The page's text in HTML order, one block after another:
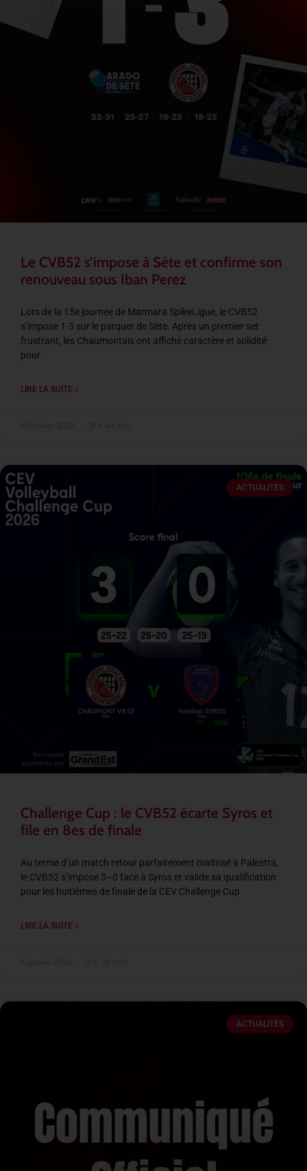
Le CVB52 s’impose à Sète et confirme son
renouveau sous Iban Perez
Lors de la 15e journée de Marmara SpikeLigue, le CVB52
s’impose 1-3 sur le parquet de Sète. Après un premier set
frustrant, les Chaumontais ont affiché caractère et solidité
pour
LIRE LA SUITE »
ACTUALITÉS
Challenge Cup : le CVB52 écarte Syros et
file en 8es de finale
Au terme d’un match retour parfaitement maîtrisé à Palestra,
le CVB52 s’impose 3–0 face à Syros et valide sa qualification
pour les huitièmes de finale de la CEV Challenge Cup
LIRE LA SUITE »
ACTUALITÉS